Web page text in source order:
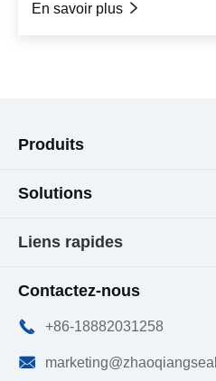
En savoir plus 
Produits
Solutions
Liens rapides
Contactez-nous
 +86-18882031258
